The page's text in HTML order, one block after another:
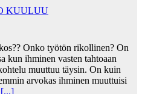
KUULUU
Onko työtön rikollinen? On
kun ihminen vasten tahtoaan
muuttuu täysin. On kuin
arvokas ihminen muuttuisi
[...]